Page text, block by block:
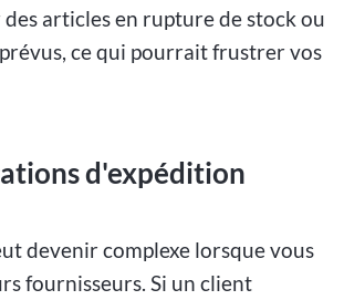
articles en rupture de stock ou
ce qui pourrait frustrer vos
d'expédition
devenir complexe lorsque vous
fournisseurs. Si un client